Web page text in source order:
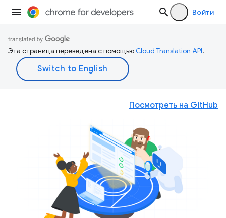
Войти
Эта страница переведена с помощьюCloud Translation API.
Посмотреть на GitHub